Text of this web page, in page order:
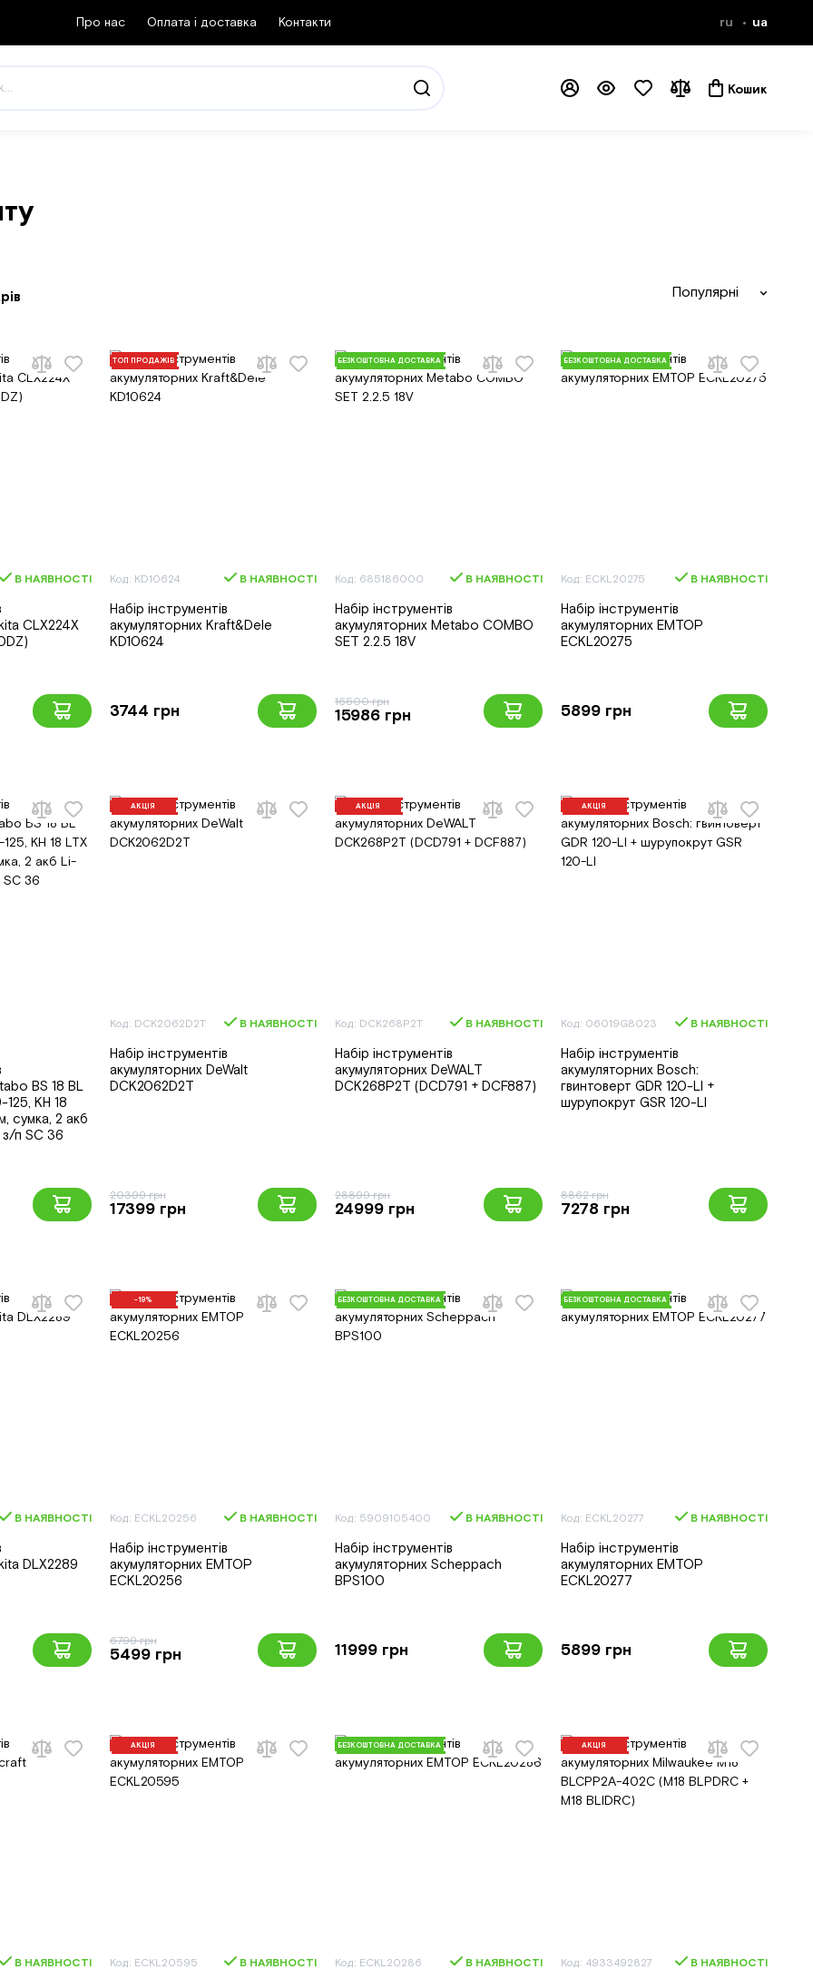
Про нас Оплата і доставка Контакти ru ua
Кошик
Популярні
В НАЯВНОСТІ
CLX224X
ТОП ПРОДАЖІВ
Код: KD10624 В НАЯВНОСТІ
Набір інструментів
акумуляторних Kraft&Dele
KD10624
3744 грн
БЕЗКОШТОВНА ДОСТАВКА
Код: 685186000 В НАЯВНОСТІ
Набір інструментів
акумуляторних Metabo COMBO
SET 2.2.5 18V
16500 грн
15986 грн
БЕЗКОШТОВНА ДОСТАВКА
Код: ECKL20275 В НАЯВНОСТІ
Набір інструментів
акумуляторних EMTOP
ECKL20275
5899 грн
BS 18 BL
KH 18
сумка, 2 акб
п SC 36
АКЦІЯ
Код: DCK2062D2T В НАЯВНОСТІ
Набір інструментів
акумуляторних DeWalt
DCK2062D2T
20399 грн
17399 грн
АКЦІЯ
Код: DCK268P2T В НАЯВНОСТІ
Набір інструментів
акумуляторних DeWALT
DCK268P2T (DCD791 + DCF887)
28899 грн
24999 грн
АКЦІЯ
Код: 06019G8023 В НАЯВНОСТІ
Набір інструментів
акумуляторних Bosch:
гвинтоверт GDR 120-LI +
шурупокрут GSR 120-LI
8862 грн
7278 грн
В НАЯВНОСТІ
DLX2289
-19%
Код: ECKL20256 В НАЯВНОСТІ
Набір інструментів
акумуляторних EMTOP
ECKL20256
6799 грн
5499 грн
БЕЗКОШТОВНА ДОСТАВКА
Код: 5909105400 В НАЯВНОСТІ
Набір інструментів
акумуляторних Scheppach
BPS100
11999 грн
БЕЗКОШТОВНА ДОСТАВКА
Код: ECKL20277 В НАЯВНОСТІ
Набір інструментів
акумуляторних EMTOP
ECKL20277
5899 грн
В НАЯВНОСТІ
АКЦІЯ
Код: ECKL20595 В НАЯВНОСТІ
БЕЗКОШТОВНА ДОСТАВКА
Код: ECKL20286 В НАЯВНОСТІ
АКЦІЯ
Код: 4933492827 В НАЯВНОСТІ